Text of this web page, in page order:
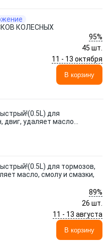
КОЛЕСНЫХ
95%
45 шт.
11 - 13 октября
В корзину
для
двиг, удаляет масло,
для тормозов,
масло, смолу и смазки,
89%
26 шт.
11 - 13 августа
В корзину